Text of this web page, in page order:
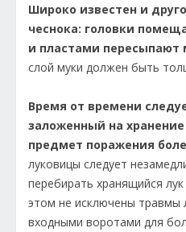
Широко известен и
чеснока: головки
и пластами пересыпают
слой муки должен быть
Время от времени
заложенный на хранение
предмет поражения
луковицы следует
перебирать хранящийся
этом не исключены травмы
входными воротами для